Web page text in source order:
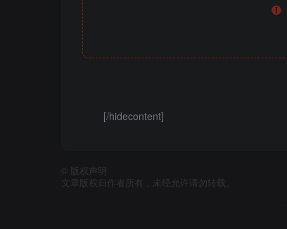
[/hidecontent]
版权声明
文章版权归作者所有，未经允许请勿转载。